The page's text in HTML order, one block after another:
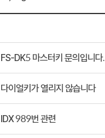
FS-DK5 마스터키 문의입니다.
다이얼키가 열리지 않습니다
IDX 989번 관련